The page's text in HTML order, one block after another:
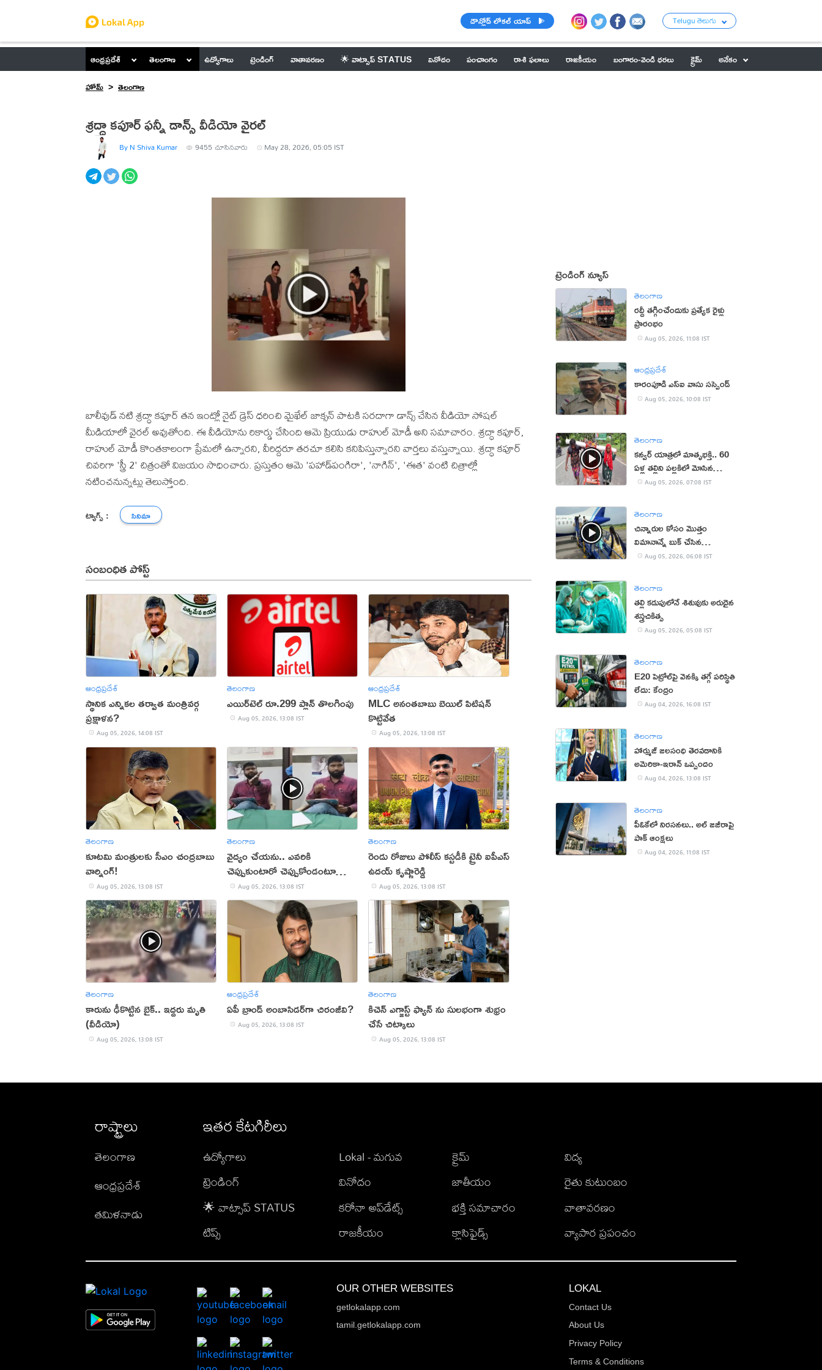
డౌన్లోడ్ లోకల్ యాప్ Telugu తెలుగు
ఆంధ్రప్రదేశ్ తెలంగాణ ఉద్యోగాలు ట్రెండింగ్ వాతావరణం 🌟 వాట్సాప్ STATUS వినోదం పంచాంగం రాశి ఫలాలు రాజకీయం బంగారం-వెండి ధరలు క్రైమ్
అనేకం
హోమ్
తెలంగాణ
శ్రద్ధా కపూర్ ఫన్నీ డాన్స్ వీడియో వైరల్
By N Shiva Kumar 9455 చూసినవారు May 28, 2026, 05:05 IST
బాలీవుడ్ నటి శ్రద్ధా కపూర్ తన ఇంట్లో నైట్ డ్రెస్ ధరించి మైఖేల్ జాక్సన్ పాటకి సరదాగా డాన్స్ చేసిన వీడియో సోషల్
మీడియాలో వైరల్ అవుతోంది. ఈ వీడియోను రికార్డు చేసింది ఆమె ప్రియుడు రాహుల్ మోడీ అని సమాచారం. శ్రద్ధా కపూర్,
రాహుల్ మోడీ కొంతకాలంగా ప్రేమలో ఉన్నారని, వీరిద్దరూ తరచూ కలిసి కనిపిస్తున్నారని వార్తలు వస్తున్నాయి. శ్రద్ధా కపూర్
చివరిగా 'స్త్రీ 2' చిత్రంతో విజయం సాధించారు. ప్రస్తుతం ఆమె 'పహాడ్‌పంగిరా', 'నాగిన్', 'ఈత' వంటి చిత్రాల్లో
నటించనున్నట్లు తెలుస్తోంది.
ట్యాగ్స్ : సినిమా
సంబంధిత పోస్ట్
ఆంధ్రప్రదేశ్
స్థానిక ఎన్నికల తర్వాత మంత్రివర్గ
ప్రక్షాళన?
Aug 05, 2026, 14:08 IST
తెలంగాణ
ఎయిర్‌టెల్ రూ.299 ప్లాన్ తొలగింపు
Aug 05, 2026, 13:08 IST
ఆంధ్రప్రదేశ్
MLC అనంతబాబు బెయిల్ పిటిషన్
కొట్టివేత
Aug 05, 2026, 13:08 IST
తెలంగాణ
కూటమి మంత్రులకు సీఎం చంద్రబాబు
వార్నింగ్!
Aug 05, 2026, 13:08 IST
తెలంగాణ
వైద్యం చేయను.. ఎవరికి
చెప్పుకుంటారో చెప్పుకోండంటూ
డాక్టర్‌ ఫైర్ (వీడియో)
Aug 05, 2026, 13:08 IST
తెలంగాణ
రెండు రోజులు పోలీస్ కస్టడీకి ట్రైనీ ఐపీఎస్
ఉదయ్ కృష్ణారెడ్డి
Aug 05, 2026, 13:08 IST
తెలంగాణ
కారును ఢీకొట్టిన బైక్.. ఇద్దరు మృతి
(వీడియో)
Aug 05, 2026, 13:08 IST
ఆంధ్రప్రదేశ్
ఏపీ బ్రాండ్ అంబాసిడర్‌గా చిరంజీవి?
Aug 05, 2026, 13:08 IST
తెలంగాణ
కిచెన్ ఎగ్జాస్ట్ ఫ్యాన్ ను సులభంగా శుభ్రం
చేసే చిట్కాలు
Aug 05, 2026, 13:08 IST
ట్రెండింగ్ న్యూస్
తెలంగాణ
రద్దీ తగ్గించేందుకు ప్రత్యేక రైళ్లు
ప్రారంభం
Aug 05, 2026, 11:08 IST
ఆంధ్రప్రదేశ్
కారంపూడి ఎస్ఐ వాసు స‌స్పెండ్‌
Aug 05, 2026, 10:08 IST
తెలంగాణ
కన్వర్ యాత్రలో మాతృభక్తి.. 60
ఏళ్ల తల్లిని పల్లకిలో మోసిన
కొడుకు, కోడలు!
Aug 05, 2026, 07:08 IST
తెలంగాణ
చిన్నారుల కోసం మొత్తం
విమానాన్నే బుక్ చేసిన
యూట్యూబర్
Aug 05, 2026, 06:08 IST
తెలంగాణ
తల్లి కడుపులోనే శిశువుకు అరుదైన
శస్త్రచికిత్స
Aug 05, 2026, 05:08 IST
తెలంగాణ
E20 పెట్రోల్‌పై వెనక్కి తగ్గే పరిస్థితి
లేదు: కేంద్రం
Aug 04, 2026, 16:08 IST
తెలంగాణ
హార్ముజ్ జలసంధి తెరవడానికి
అమెరికా-ఇరాన్ ఒప్పందం
Aug 04, 2026, 13:08 IST
తెలంగాణ
పీఓకేలో నిరసనలు.. అల్ జజీరాపై
పాక్ ఆంక్షలు
Aug 04, 2026, 11:08 IST
రాష్ట్రాలు
తెలంగాణ
ఆంధ్రప్రదేశ్
తమిళనాడు
ఇతర కేటగిరీలు
ఉద్యోగాలు
ట్రెండింగ్
🌟 వాట్సాప్ STATUS
టిప్స్
Lokal - మగువ
వినోదం
కరోనా అప్‌డేట్స్
రాజకీయం
క్రైమ్
జాతీయం
భక్తి సమాచారం
క్లాసిఫైడ్స్
విద్య
రైతు కుటుంబం
వాతావరణం
వ్యాపార ప్రపంచం
OUR OTHER WEBSITES
getlokalapp.com
tamil.getlokalapp.com
LOKAL
Contact Us
About Us
Privacy Policy
Terms & Conditions